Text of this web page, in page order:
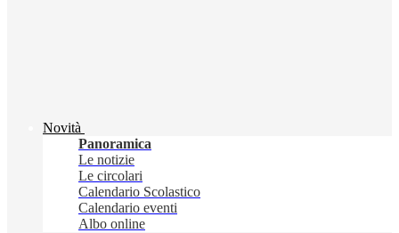
Novità
Panoramica
Le notizie
Le circolari
Calendario Scolastico
Calendario eventi
Albo online